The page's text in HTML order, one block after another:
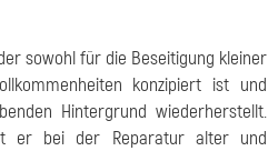
sowohl für die Beseitigung kleiner
konzipiert ist und
Hintergrund wiederherstellt.
er bei der Reparatur alter und